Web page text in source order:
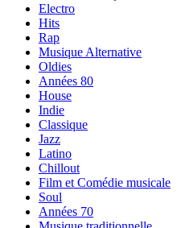
Electro
Hits
Rap
Musique Alternative
Oldies
Années 80
House
Indie
Classique
Jazz
Latino
Chillout
Film et Comédie musicale
Soul
Années 70